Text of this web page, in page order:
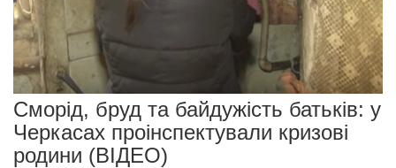
Сморід, бруд та байдужість батьків: у
Черкасах проінспектували кризові
родини (ВІДЕО)